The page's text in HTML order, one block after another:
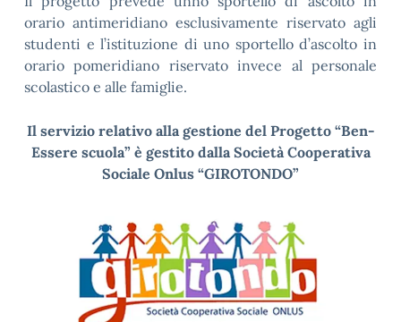
orario antimeridiano esclusivamente riservato agli
studenti e l’istituzione di uno sportello d’ascolto in
orario pomeridiano riservato invece al personale
scolastico e alle famiglie.
Il servizio relativo alla gestione del Progetto “Ben-
Essere scuola” è gestito dalla Società Cooperativa
Sociale Onlus “GIROTONDO”